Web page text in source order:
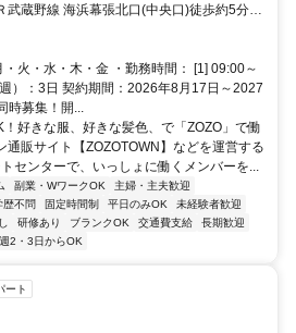
のお客様対応のお仕事♪★
武蔵野線 海浜幕張北口(中央口)徒歩約5分、
約22分、京成千葉線 京成幕張徒歩約22分
火・水・木・金 ・勤務時間： [1] 09:00～
）：3日 契約期間：2026年8月17日～2027
時募集！開...
好きな服、好きな髪色、で「ZOZO」で働
通販サイト【ZOZOTOWN】などを運営する
センターで、いっしょに働くメンバーを...
副業・WワークOK
主婦・主夫歓迎
歴不問 固定時間制 平日のみOK
未経験者歓迎
研修あり ブランクOK 交通費支給
長期歓迎
週2・3日からOK
ート